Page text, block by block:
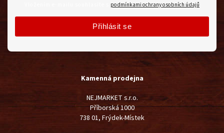
Kamenná prodejna
NEJMARKET s.r.o.
Příborská 1000
738 01, Frýdek-Místek
podmínkami ochrany osobních údajů
Přihlásit se